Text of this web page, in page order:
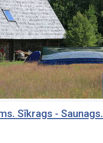
Sīkrags - Saunags.